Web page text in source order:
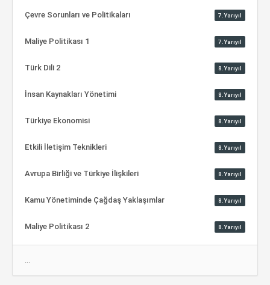
Çevre Sorunları ve Politikaları 7.Yarıyıl
Maliye Politikası 1 7.Yarıyıl
Türk Dili 2 8.Yarıyıl
İnsan Kaynakları Yönetimi 8.Yarıyıl
Türkiye Ekonomisi 8.Yarıyıl
Etkili İletişim Teknikleri 8.Yarıyıl
Avrupa Birliği ve Türkiye İlişkileri 8.Yarıyıl
Kamu Yönetiminde Çağdaş Yaklaşımlar 8.Yarıyıl
Maliye Politikası 2 8.Yarıyıl
...